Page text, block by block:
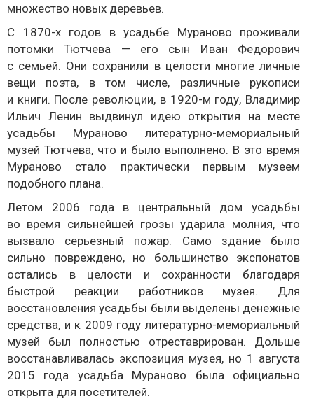
множество новых деревьев.
С 1870-х годов в усадьбе Мураново проживали
потомки Тютчева — его сын Иван Федорович
с семьей. Они сохранили в целости многие личные
вещи поэта, в том числе, различные рукописи
и книги. После революции, в 1920-м году, Владимир
Ильич Ленин выдвинул идею открытия на месте
усадьбы Мураново литературно-мемориальный
музей Тютчева, что и было выполнено. В это время
Мураново стало практически первым музеем
подобного плана.
Летом 2006 года в центральный дом усадьбы
во время сильнейшей грозы ударила молния, что
вызвало серьезный пожар. Само здание было
сильно повреждено, но большинство экспонатов
остались в целости и сохранности благодаря
быстрой реакции работников музея. Для
восстановления усадьбы были выделены денежные
средства, и к 2009 году литературно-мемориальный
музей был полностью отреставрирован. Дольше
восстанавливалась экспозиция музея, но 1 августа
2015 года усадьба Мураново была официально
открыта для посетителей.